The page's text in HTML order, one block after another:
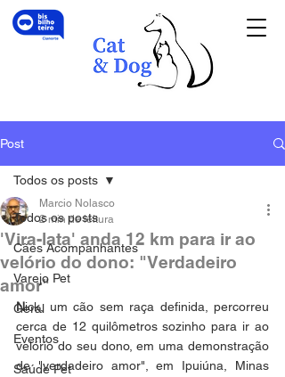
Post
Todos os posts
Cães Acompanhantes
Varejo Pet
Geral
Eventos
Saúde Pet
Todos os posts
'Vira-lata' anda 12 km para ir ao
velório do dono: "Verdadeiro
amor"
Marcio Nolasco
2 min de leitura
Nick, um cão sem raça definida, percorreu
cerca de 12 quilômetros sozinho para ir ao
velório do seu dono, em uma demonstração
de "verdadeiro amor", em Ipuiúna, Minas